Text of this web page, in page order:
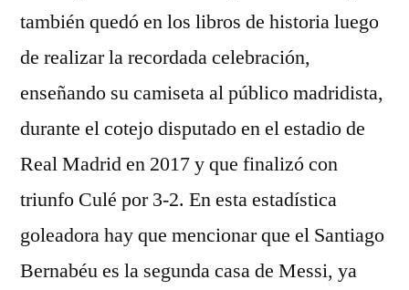
también quedó en los libros de historia luego
de realizar la recordada celebración,
enseñando su camiseta al público madridista,
durante el cotejo disputado en el estadio de
Real Madrid en 2017 y que finalizó con
triunfo Culé por 3-2. En esta estadística
goleadora hay que mencionar que el Santiago
Bernabéu es la segunda casa de Messi, ya